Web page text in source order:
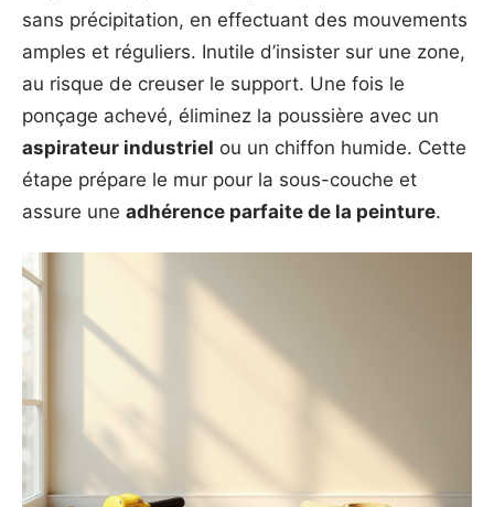
sans précipitation, en effectuant des mouvements
amples et réguliers. Inutile d’insister sur une zone,
au risque de creuser le support. Une fois le
ponçage achevé, éliminez la poussière avec un
aspirateur industriel ou un chiffon humide. Cette
étape prépare le mur pour la sous-couche et
assure une adhérence parfaite de la peinture.